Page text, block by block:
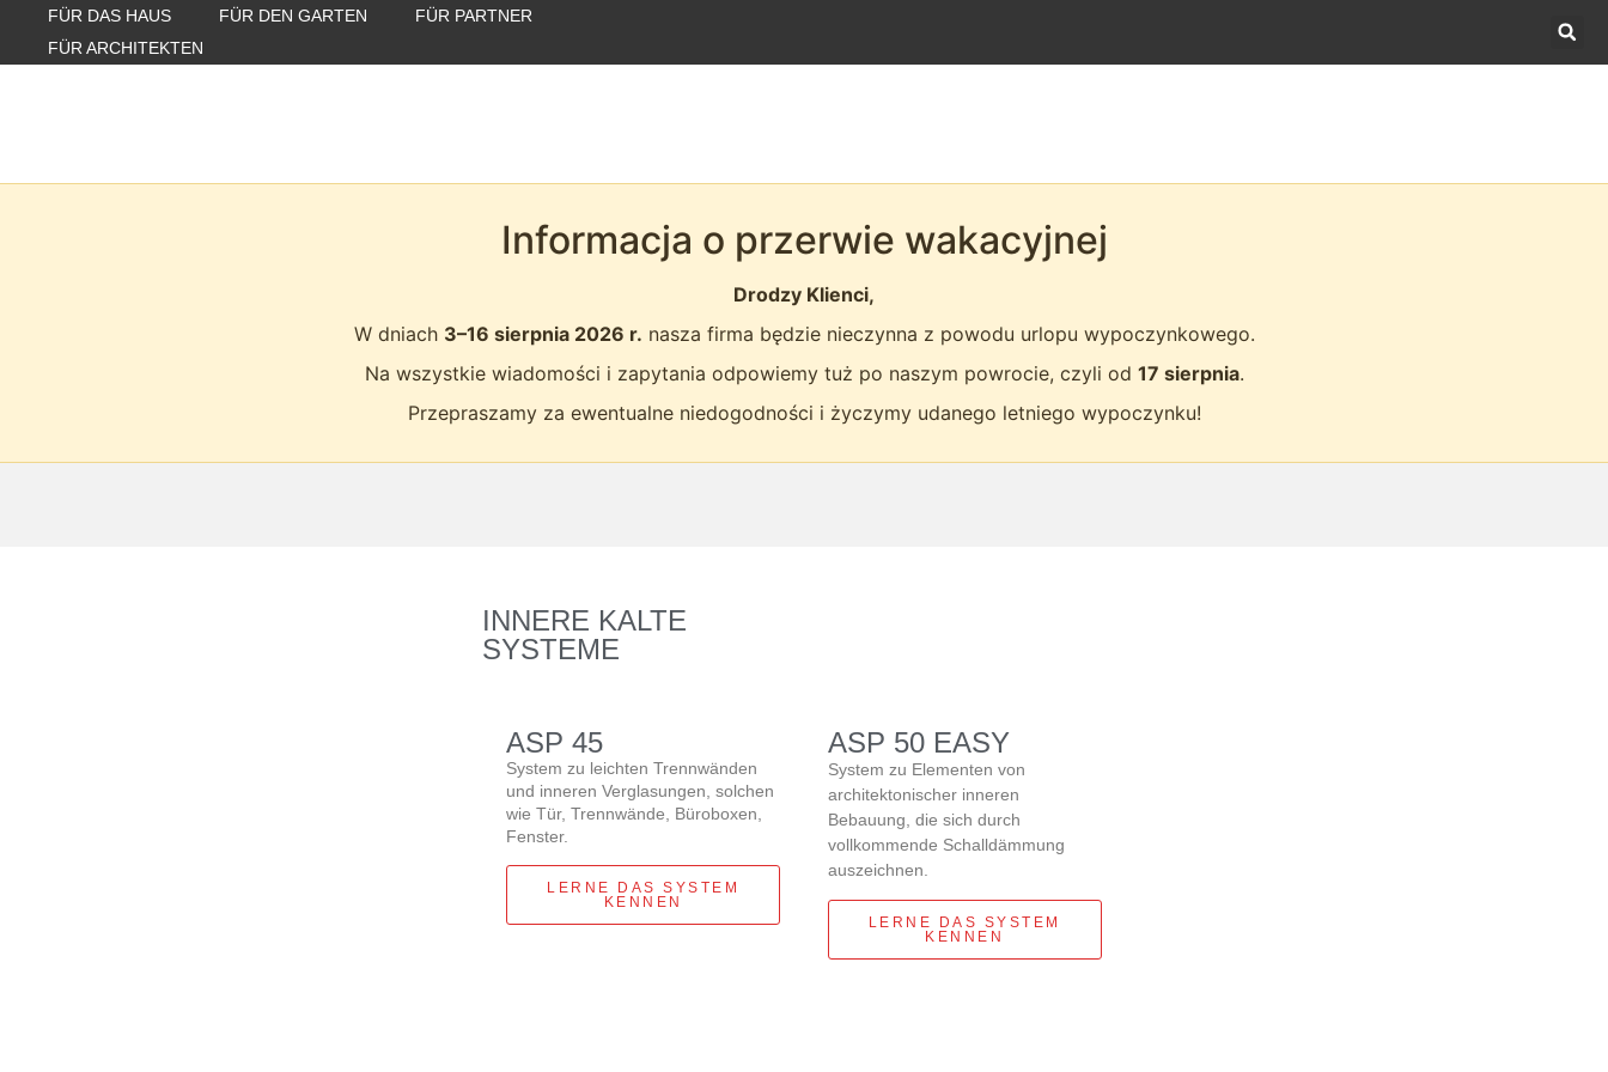
FÜR DAS HAUS FÜR DEN GARTEN
FÜR PARTNER
FÜR ARCHITEKTEN
Informacja o przerwie wakacyjnej
Drodzy Klienci,
W dniach 3–16 sierpnia 2026 r. nasza firma będzie nieczynna z powodu urlopu wypoczynkowego.
Na wszystkie wiadomości i zapytania odpowiemy tuż po naszym powrocie, czyli od 17 sierpnia.
Przepraszamy za ewentualne niedogodności i życzymy udanego letniego wypoczynku!
INNERE KALTE
SYSTEME
ASP45
System zu leichten Trennwänden
und inneren Verglasungen, solchen
wie Tür, Trennwände, Büroboxen,
Fenster.
LERNE DAS SYSTEM
KENNEN
ASP 50 EASY
System zu Elementen von
architektonischer inneren
Bebauung, die sich durch
vollkommende Schalldämmung
auszeichnen.
LERNE DAS SYSTEM
KENNEN